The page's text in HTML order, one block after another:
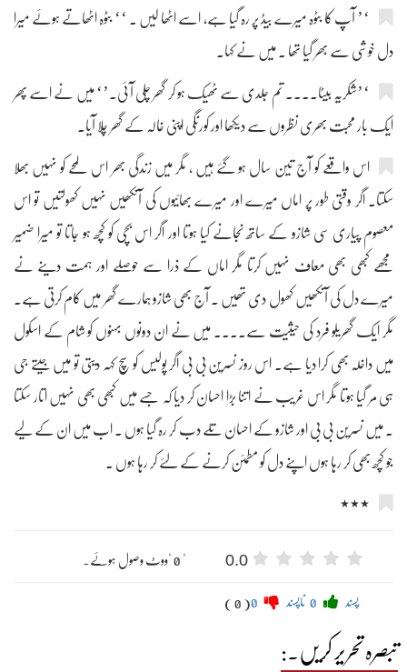
‘’ آپ کا بٹوہ میرے بیڈ پر رہ گیا ہے، اسے اٹھا لیں ۔ ‘‘ بٹوہ اٹھاتے ہوئے میرا
دل خوشی سے بھر گیا تھا ۔ میں نے کہا۔
‘’شکریہ بیٹا.... تم جلدی سے ٹھیک ہو کر گھر چلی آ ئی۔’‘ میں نے اسے پھر
ایک بار محبت بھری نظروں سے دیکھا اور کورنگی اپنی خالہ کے گھر چلا آیا۔
اس واقعے کو آج تین سال ہو گئے ہیں ، مگر میں زندگی بھر اس لمحے کو نہیں بھلا
سکتا۔ اگر وقتی طور پر اماں میرے اور میرے بھائیوں کی آنکھیں نہیں کھولتیں تو اس
معصوم پیاری سی شازو کے ساتھ نجانے کیا ہوتا اور اگر اس بچی کو کچھ ہو جاتا تو میرا ضمیر
مجھے کبھی بھی معاف نہیں کرتا مگر اماں کے ذرا سے حوصلے اور ہمت دینے نے
میرے دل کی آنکھیں کھول دی تھیں ۔ آج بھی شازو ہمارے گھر میں کام کرتی ہے۔
مگر ایک گھریلو فرد کی حیثیت سے.... میں نے ان دونوں بہنوں کو شام کے اسکول
میں داخلہ بھی کرا دیا ہے۔ اس روز نسرین بی بی اگر پولیس کو سچ کہہ دیتی تو میں جیتے جی
ہی مر گیا ہوتا مگر اس غریب نے اتنا بڑا احسان کر دیا کہ جسے میں کبھی بھی نہیں اتار سکتا
۔ میں نسرین بی بی اور شازو کے احسان تلے دب کر رہ گیا ہوں ۔ اب میں ان کے لیے
جو کچھ بھی کر رہا ہوں اپنے دل کو مطمئن کرنے کے لئے کر رہا ہوں ۔
٭٭٭
0.0 " 0 "ووٹ وصول ہوئے۔
پسند ناپسند ( 0 )
تبصرہ تحریر کریں۔: